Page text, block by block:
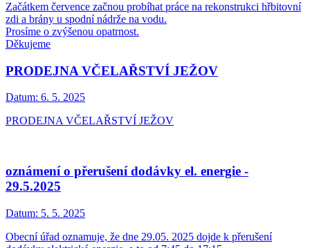
Začátkem července začnou probíhat práce na rekonstrukci hřbitovní
zdi a brány u spodní nádrže na vodu.
Prosíme o zvýšenou opatrnost.
Děkujeme
PRODEJNA VČELAŘSTVÍ JEŽOV
Datum: 6. 5. 2025
PRODEJNA VČELAŘSTVÍ JEŽOV
oznámení o přerušení dodávky el. energie -
29.5.2025
Datum: 5. 5. 2025
Obecní úřad oznamuje, že dne 29.05. 2025 dojde k přerušení